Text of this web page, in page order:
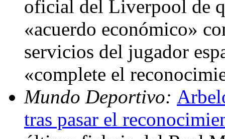
oficial del Liverpool de
«acuerdo económico»
servicios del jugador
«complete el
Mundo Deportivo:
tras pasar el